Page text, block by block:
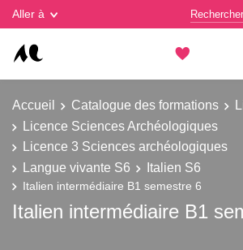
Aller à
Accueil Catalogue des formations
Licence Sciences Archéologiques
Licence 3 Sciences archéologiques
Langue vivante S6
Italien S6
Italien intermédiaire B1 semestre 6
Italien intermédiaire B1
Gestion des cookies